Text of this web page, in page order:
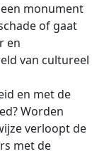
monument
of gaat
en
van cultureel
en met de
Worden
verloopt de
met de